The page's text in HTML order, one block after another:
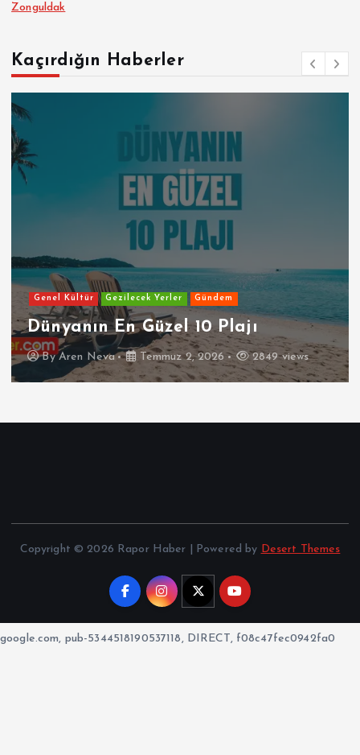
Zonguldak
Kaçırdığın Haberler
Genel Kültür Gezilecek Yerler Gündem
Dünyanın En Güzel 10 Plajı
ByAren Neva Temmuz 2, 2026 2849 views
Copyright © 2026 Rapor Haber | Powered by Desert Themes
google.com, pub-5344518190537118, DIRECT, f08c47fec0942fa0